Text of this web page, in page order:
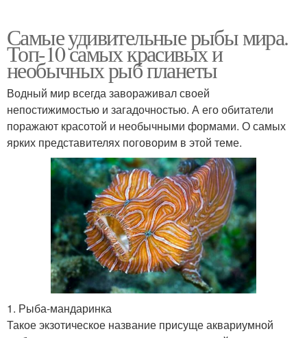
Самые удивительные рыбы мира.
Топ-10 самых красивых и
необычных рыб планеты
Водный мир всегда завораживал своей
непостижимостью и загадочностью. А его обитатели
поражают красотой и необычными формами. О самых
ярких представителях поговорим в этой теме.
1. Рыба-мандаринка
Такое экзотическое название присуще аквариумной